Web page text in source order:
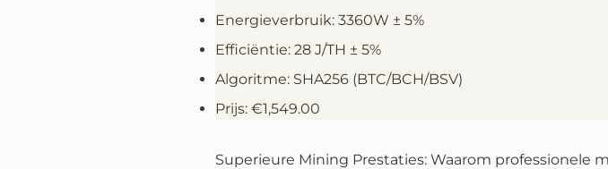
Energieverbruik: 3360W ± 5%
Efficiëntie: 28 J/TH ± 5%
Algoritme: SHA256 (BTC/BCH/BSV)
Prijs: €1,549.00
Superieure Mining Prestaties: Waarom professionele